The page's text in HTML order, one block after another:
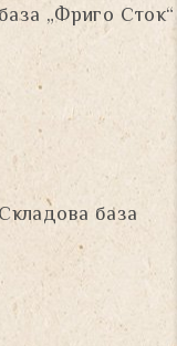
„Фриго Сток“
база